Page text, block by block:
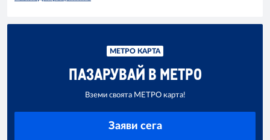
МЕТРО КАРТА
ПАЗАРУВАЙ В МЕТРО
Вземи своята МЕТРО карта!
Заяви сега